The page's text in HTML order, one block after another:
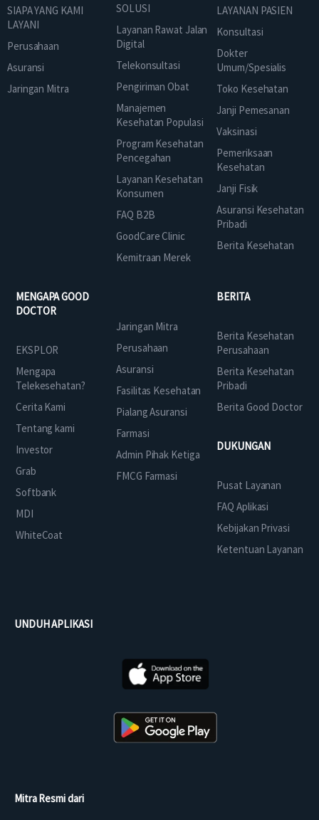
SIAPA YANG KAMI
LAYANI
Perusahaan
Asuransi
Jaringan Mitra
SOLUSI
Layanan Rawat Jalan
Digital
Telekonsultasi
Pengiriman Obat
Manajemen
Kesehatan Populasi
Program Kesehatan
Pencegahan
Layanan Kesehatan
Konsumen
FAQ B2B
GoodCare Clinic
Kemitraan Merek
LAYANAN PASIEN
Konsultasi
Dokter
Umum/Spesialis
Toko Kesehatan
Janji Pemesanan
Vaksinasi
Pemeriksaan
Kesehatan
Janji Fisik
Asuransi Kesehatan
Pribadi
Berita Kesehatan
MENGAPA GOOD
DOCTOR
EKSPLOR
Mengapa
Telekesehatan?
Cerita Kami
Tentang kami
Investor
Grab
Softbank
MDI
WhiteCoat
Jaringan Mitra
Perusahaan
Asuransi
Fasilitas Kesehatan
Pialang Asuransi
Farmasi
Admin Pihak Ketiga
FMCG Farmasi
BERITA
Berita Kesehatan
Perusahaan
Berita Kesehatan
Pribadi
Berita Good Doctor
DUKUNGAN
Pusat Layanan
FAQ Aplikasi
Kebijakan Privasi
Ketentuan Layanan
UNDUH APLIKASI
Mitra Resmi dari